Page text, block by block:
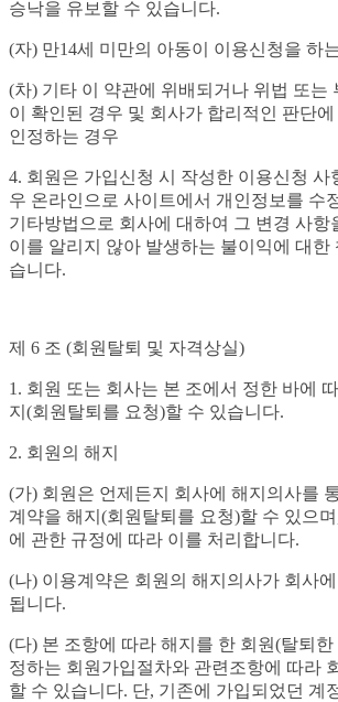
승낙을 유보할 수 있습니다.
(자) 만14세 미만의 아동이 이용신청을 하
(차) 기타 이 약관에 위배되거나 위법 또는
이 확인된 경우 및 회사가 합리적인 판단
인정하는 경우
4. 회원은 가입신청 시 작성한 이용신청 사
우 온라인으로 사이트에서 개인정보를 수
기타방법으로 회사에 대하여 그 변경 사항
이를 알리지 않아 발생하는 불이익에 대한
습니다.
제 6 조 (회원탈퇴 및 자격상실)
1. 회원 또는 회사는 본 조에서 정한 바에
지(회원탈퇴를 요청)할 수 있습니다.
2. 회원의 해지
(가) 회원은 언제든지 회사에 해지의사를
계약을 해지(회원탈퇴를 요청)할 수 있으
에 관한 규정에 따라 이를 처리합니다.
(나) 이용계약은 회원의 해지의사가 회사
됩니다.
(다) 본 조항에 따라 해지를 한 회원(탈퇴한
정하는 회원가입절차와 관련조항에 따라
할 수 있습니다. 단, 기존에 가입되었던 계